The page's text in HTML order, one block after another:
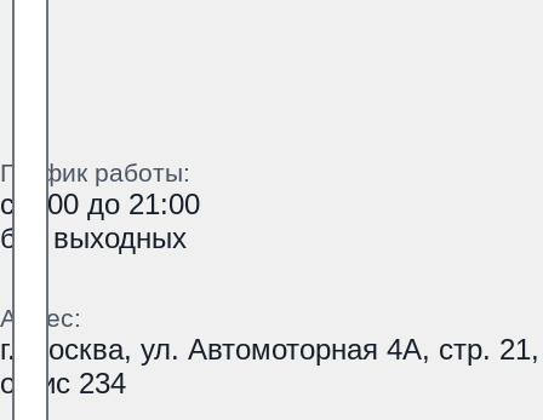
График работы:
с 9:00 до 21:00
без выходных
Адрес:
г. Москва, ул. Автомоторная 4А, стр. 21,
офис 234